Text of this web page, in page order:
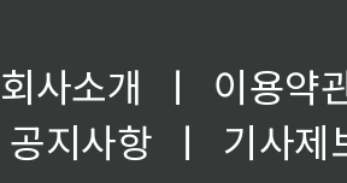
회사소개 ㅣ
이용약
공지사항
ㅣ
기사제